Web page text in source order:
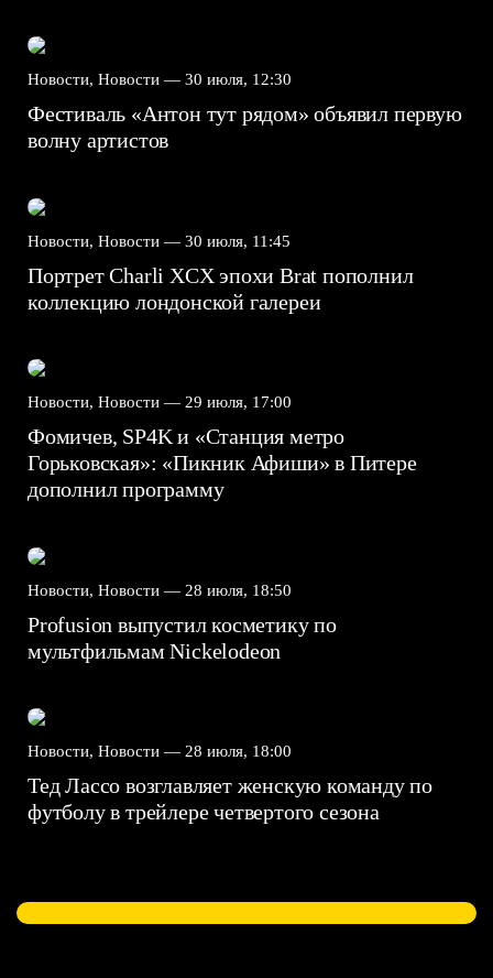
Новости, Новости — 30 июля, 12:30
Фестиваль «Антон тут рядом» объявил первую
волну артистов
Новости, Новости — 30 июля, 11:45
Портрет Charli XCX эпохи Brat пополнил
коллекцию лондонской галереи
Новости, Новости — 29 июля, 17:00
Фомичев, SP4K и «Станция метро
Горьковская»: «Пикник Афиши» в Питере
дополнил программу
Новости, Новости — 28 июля, 18:50
Profusion выпустил косметику по
мультфильмам Nickelodeon
Новости, Новости — 28 июля, 18:00
Тед Лассо возглавляет женскую команду по
футболу в трейлере четвертого сезона